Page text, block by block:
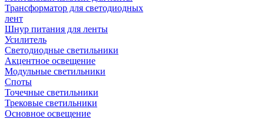
Трансформатор для светодиодных
лент
Шнур питания для ленты
Усилитель
Светодиодные светильники
Акцентное освещение
Модульные светильники
Споты
Точечные светильники
Трековые светильники
Основное освещение